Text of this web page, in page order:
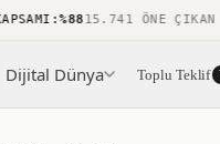
:%8815.741 ÖNE ÇIKAN
Dijital Dünya Toplu Teklif